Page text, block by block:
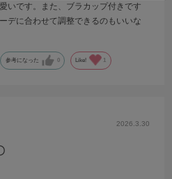
いです。また、ブラカップ付きです
デに合わせて調整できるのもいいな
参考になった 0 Like! 1
2026.3.30